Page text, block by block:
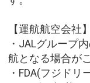
【運航航空会社】
・JALグループ
航となる場合が
・FDA(フジド